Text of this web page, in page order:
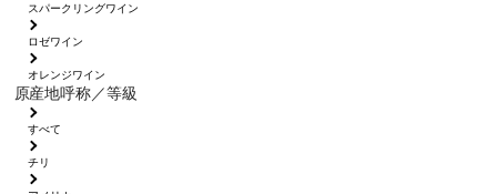
スパークリングワイン
ロゼワイン
オレンジワイン
原産地呼称／等級
すべて
チリ